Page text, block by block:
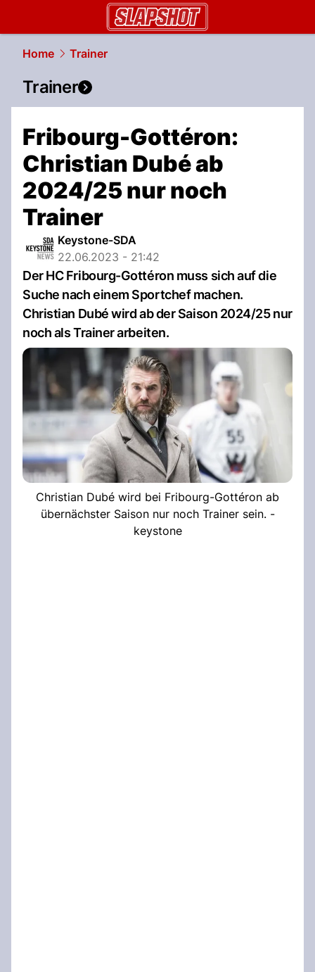
Home Trainer
Trainer
Fribourg-Gottéron:
Christian Dubé ab
2024/25 nur noch
Trainer
Keystone-SDA
22.06.2023 - 21:42
Der HC Fribourg-Gottéron muss sich auf die
Suche nach einem Sportchef machen.
Christian Dubé wird ab der Saison 2024/25 nur
noch als Trainer arbeiten.
Christian Dubé wird bei Fribourg-Gottéron ab
übernächster Saison nur noch Trainer sein. -
keystone